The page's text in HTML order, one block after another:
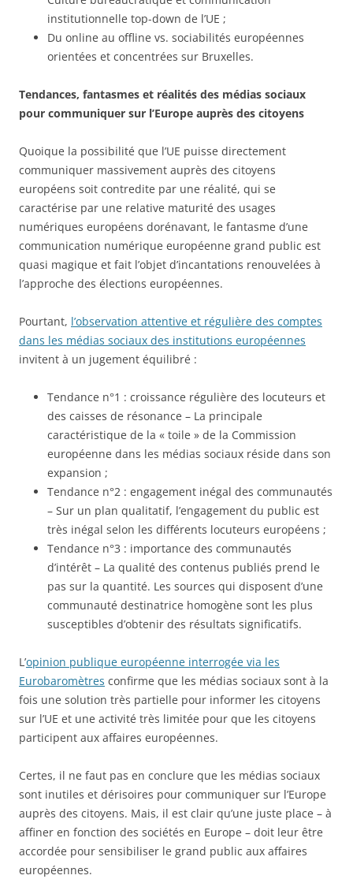
institutionnelle top-down de l’UE ;
Du online au offline vs. sociabilités européennes
orientées et concentrées sur Bruxelles.
Tendances, fantasmes et réalités des médias sociaux
pour communiquer sur l’Europe auprès des citoyens
Quoique la possibilité que l’UE puisse directement
communiquer massivement auprès des citoyens
européens soit contredite par une réalité, qui se
caractérise par une relative maturité des usages
numériques européens dorénavant, le fantasme d’une
communication numérique européenne grand public est
quasi magique et fait l’objet d’incantations renouvelées à
l’approche des élections européennes.
Pourtant, l’observation attentive et régulière des comptes
dans les médias sociaux des institutions européennes
invitent à un jugement équilibré :
Tendance n°1 : croissance régulière des locuteurs et
des caisses de résonance – La principale
caractéristique de la « toile » de la Commission
européenne dans les médias sociaux réside dans son
expansion ;
Tendance n°2 : engagement inégal des communautés
– Sur un plan qualitatif, l’engagement du public est
très inégal selon les différents locuteurs européens ;
Tendance n°3 : importance des communautés
d’intérêt – La qualité des contenus publiés prend le
pas sur la quantité. Les sources qui disposent d’une
communauté destinatrice homogène sont les plus
susceptibles d’obtenir des résultats significatifs.
L’opinion publique européenne interrogée via les
Eurobaromètres confirme que les médias sociaux sont à la
fois une solution très partielle pour informer les citoyens
sur l’UE et une activité très limitée pour que les citoyens
participent aux affaires européennes.
Certes, il ne faut pas en conclure que les médias sociaux
sont inutiles et dérisoires pour communiquer sur l’Europe
auprès des citoyens. Mais, il est clair qu’une juste place – à
affiner en fonction des sociétés en Europe – doit leur être
accordée pour sensibiliser le grand public aux affaires
européennes.